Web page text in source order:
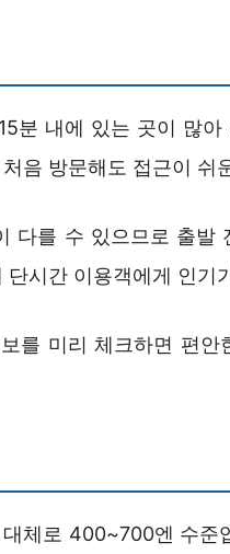
분 내에 있는 곳이 많
음 방문해도 접근이 쉬
다를 수 있으므로 출발
시간 이용객에게 인기
를 미리 체크하면 편안
체로 400~700엔 수준